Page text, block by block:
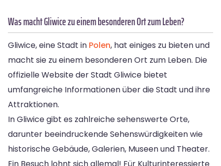
Was macht Gliwice zu einem besonderen Ort zum Leben?
Gliwice, eine Stadt in Polen, hat einiges zu bieten und
macht sie zu einem besonderen Ort zum Leben. Die
offizielle Website der Stadt Gliwice bietet
umfangreiche Informationen über die Stadt und ihre
Attraktionen.
In Gliwice gibt es zahlreiche sehenswerte Orte,
darunter beeindruckende Sehenswürdigkeiten wie
historische Gebäude, Galerien, Museen und Theater.
Ein Besuch lohnt sich allemal! Für Kulturinteressierte